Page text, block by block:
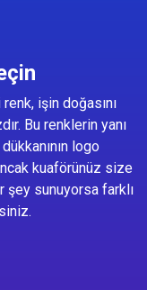
işin doğasını
Bu renklerin yanı
logo
kuaförünüz size
şey sunuyorsa farklı